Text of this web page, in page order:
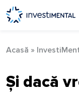
Skip
to
content
Acasă »
Și dacă